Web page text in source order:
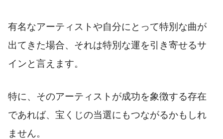
有名なアーティストや自分にとって特別な曲が
出てきた場合、それは特別な運を引き寄せるサ
インと言えます。
特に、そのアーティストが成功を象徴する存在
であれば、宝くじの当選にもつながるかもしれ
ません。